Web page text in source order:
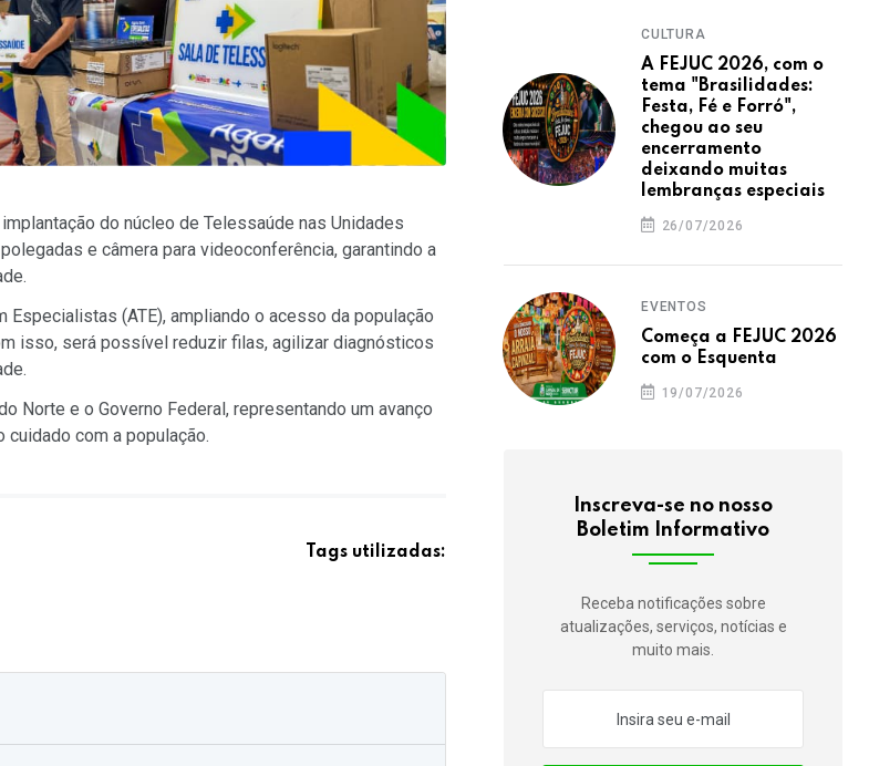
do núcleo de Telessaúde nas Unidades
e câmera para videoconferência, garantindo a
Especialistas (ATE), ampliando o acesso da população
isso, será possível reduzir filas, agilizar diagnósticos
Norte e o Governo Federal, representando um avanço
com a população.
Tags utilizadas:
CULTURA
A FEJUC 2026, com o
tema "Brasilidades:
Festa, Fé e Forró",
chegou ao seu
encerramento
deixando muitas
lembranças especiais
26/07/2026
EVENTOS
Começa a FEJUC 2026
com o Esquenta
19/07/2026
Inscreva-se no nosso
Boletim Informativo
Receba notificações sobre
atualizações, serviços, notícias e
muito mais.